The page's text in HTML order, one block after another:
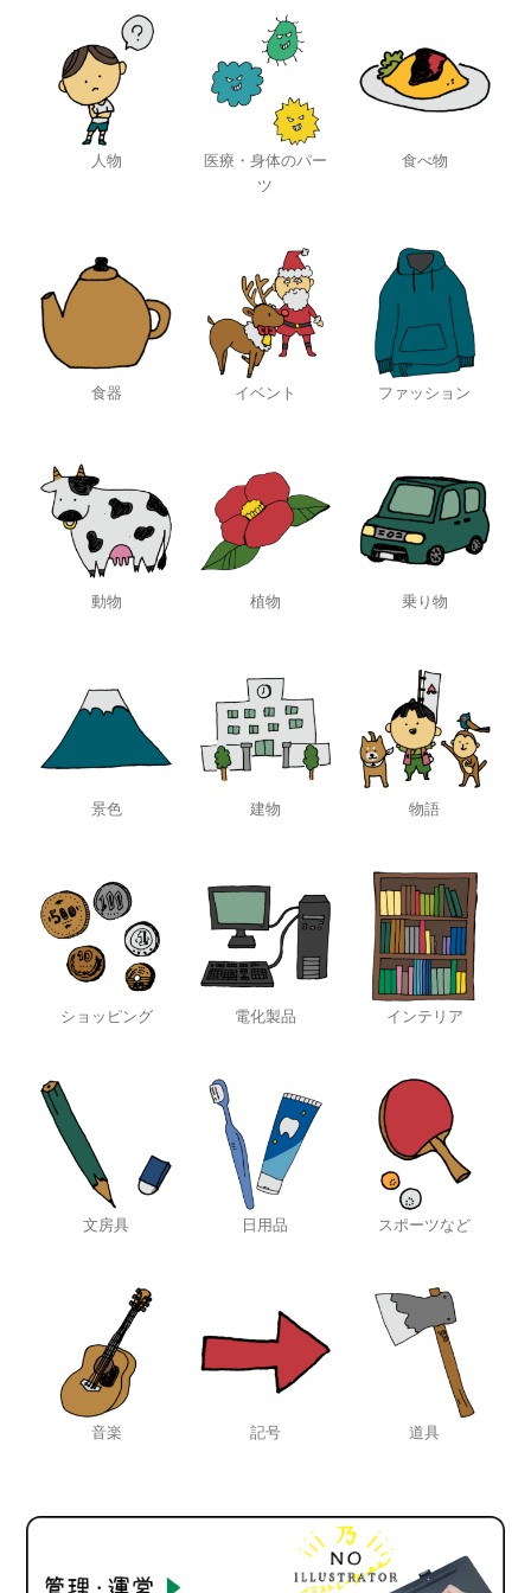
人物
医療・身体のパー
ツ
食べ物
食器 イベント ファッション
動物 植物 乗り物
景色 建物 物語
ショッピング 電化製品 インテリア
文房具 日用品 スポーツなど
音楽 記号 道具